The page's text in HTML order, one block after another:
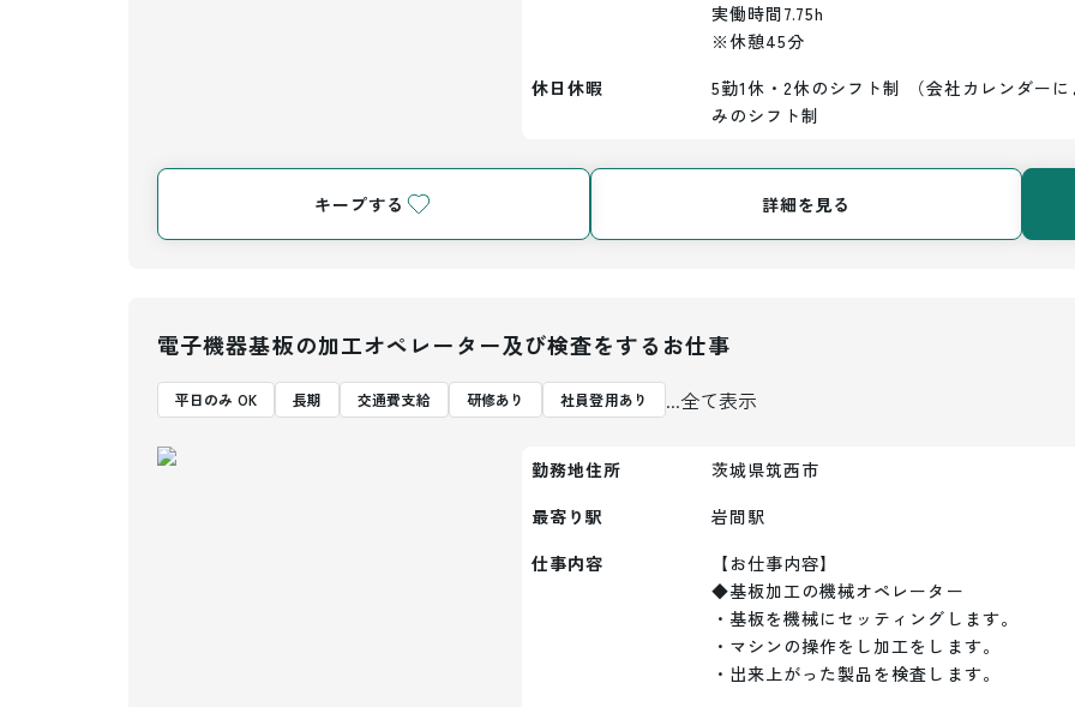
実働時間7.75h
※休憩45分
休日休暇
5勤1休・2休のシフト制 （会社カレンダ
みのシフト制
キープする 詳細を見る
電子機器基板の加工オペレーター及び検査をするお仕事
平日のみ OK 長期 交通費支給 研修あり 社員登用あり ...全て表示
勤務地住所
茨城県筑西市
最寄り駅
岩間駅
仕事内容
【お仕事内容】
◆基板加工の機械オペレーター
・基板を機械にセッティングします。
・マシンの操作をし加工をします。
・出来上がった製品を検査します。